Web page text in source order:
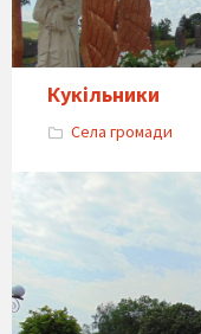
Кукільники
Села громади